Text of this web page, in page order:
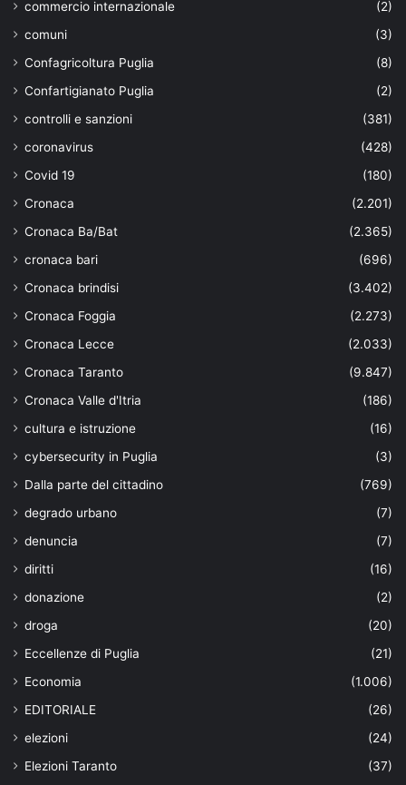
commercio internazionale
(2)
comuni
(3)
Confagricoltura Puglia
(8)
Confartigianato Puglia
(2)
controlli e sanzioni
(381)
coronavirus
(428)
Covid 19
(180)
Cronaca
(2.201)
Cronaca Ba/Bat
(2.365)
cronaca bari
(696)
Cronaca brindisi
(3.402)
Cronaca Foggia
(2.273)
Cronaca Lecce
(2.033)
Cronaca Taranto
(9.847)
Cronaca Valle d'Itria
(186)
cultura e istruzione
(16)
cybersecurity in Puglia
(3)
Dalla parte del cittadino
(769)
degrado urbano
(7)
denuncia
(7)
diritti
(16)
donazione
(2)
droga
(20)
Eccellenze di Puglia
(21)
Economia
(1.006)
EDITORIALE
(26)
elezioni
(24)
Elezioni Taranto
(37)